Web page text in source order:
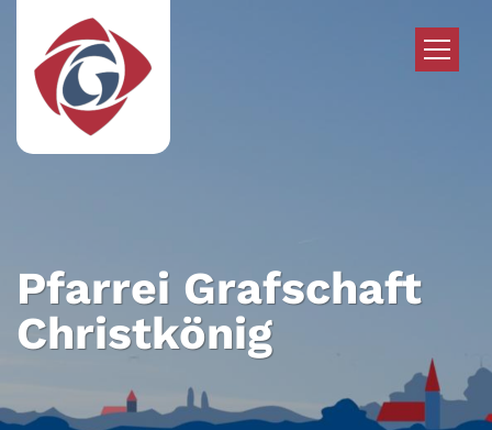
Zum Inhalt springen
Pfarrei Grafschaft
Christkönig